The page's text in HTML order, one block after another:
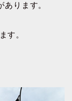
ります。
す。